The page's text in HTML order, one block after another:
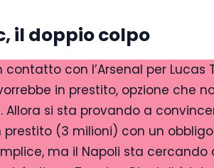
il doppio colpo
contatto con l’Arsenal per Lucas
in prestito, opzione che
Allora si sta provando a
prestito (3 milioni) con un
ma il Napoli sta cercando